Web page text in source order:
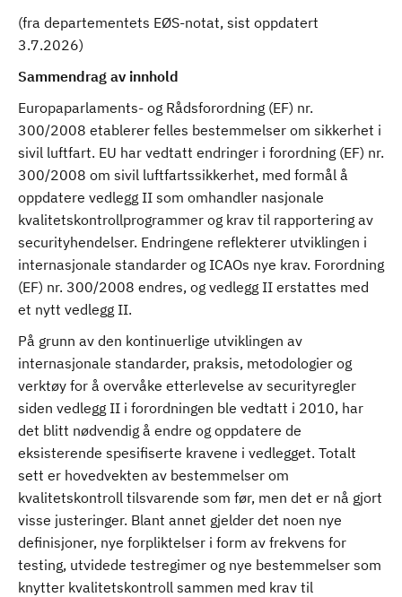
(fra departementets EØS-notat, sist oppdatert
3.7.2026)
Sammendrag av innhold
Europaparlaments- og Rådsforordning (EF) nr.
300/2008 etablerer felles bestemmelser om sikkerhet i
sivil luftfart. EU har vedtatt endringer i forordning (EF) nr.
300/2008 om sivil luftfartssikkerhet, med formål å
oppdatere vedlegg II som omhandler nasjonale
kvalitetskontrollprogrammer og krav til rapportering av
securityhendelser. Endringene reflekterer utviklingen i
internasjonale standarder og ICAOs nye krav. Forordning
(EF) nr. 300/2008 endres, og vedlegg II erstattes med
et nytt vedlegg II.
På grunn av den kontinuerlige utviklingen av
internasjonale standarder, praksis, metodologier og
verktøy for å overvåke etterlevelse av securityregler
siden vedlegg II i forordningen ble vedtatt i 2010, har
det blitt nødvendig å endre og oppdatere de
eksisterende spesifiserte kravene i vedlegget. Totalt
sett er hovedvekten av bestemmelser om
kvalitetskontroll tilsvarende som før, men det er nå gjort
visse justeringer. Blant annet gjelder det noen nye
definisjoner, nye forpliktelser i form av frekvens for
testing, utvidede testregimer og nye bestemmelser som
knytter kvalitetskontroll sammen med krav til